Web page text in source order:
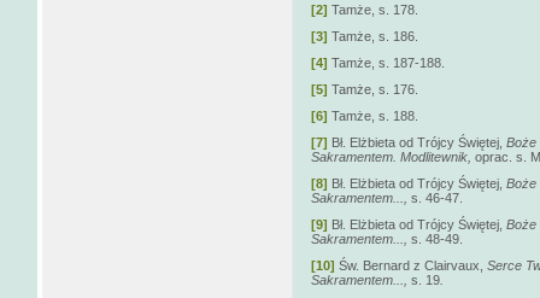
[2] Tamże, s. 178.
[3] Tamże, s. 186.
[4] Tamże, s. 187-188.
[5] Tamże, s. 176.
[6] Tamże, s. 188.
[7] Bł. Elżbieta od Trójcy Świętej, Boże
Sakramentem. Modlitewnik, oprac. s.
[8] Bł. Elżbieta od Trójcy Świętej, Boże
Sakramentem..., s. 46-47.
[9] Bł. Elżbieta od Trójcy Świętej, Boże
Sakramentem..., s. 48-49.
[10] Św. Bernard z Clairvaux, Serce
Sakramentem..., s. 19